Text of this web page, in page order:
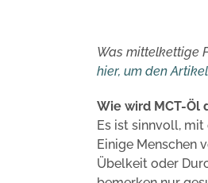
Was mittelkettige
hier, um den
Wie wird MCT-Öl
Es ist sinnvoll, mit
Einige Menschen
Übelkeit oder